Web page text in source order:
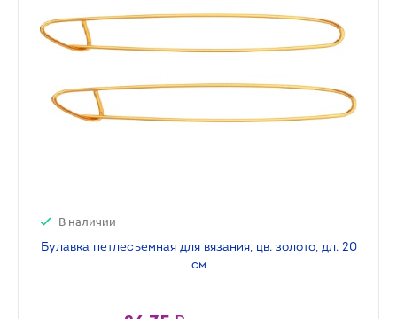
В наличии
Булавка петлесъемная для вязания, цв. золото, дл. 20
см